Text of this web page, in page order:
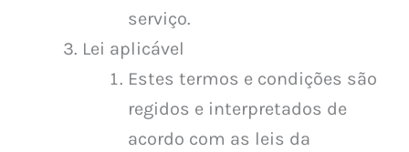
serviço.
Lei aplicável
Estes termos e condições são
regidos e interpretados de
acordo com as leis da